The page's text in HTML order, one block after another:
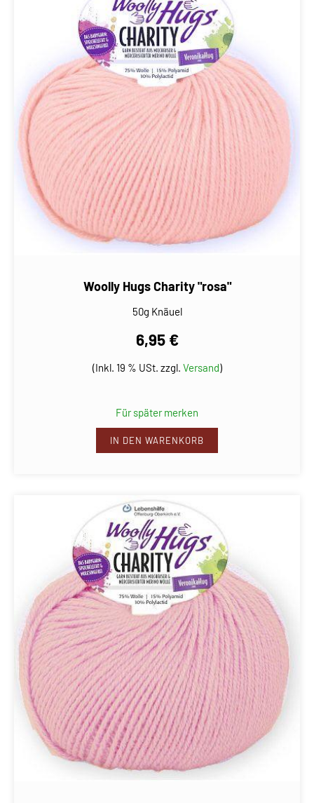
Woolly Hugs Charity "rosa"
50g Knäuel
6,95 €
(Inkl. 19 % USt. zzgl. Versand)
Für später merken
IN DEN WARENKORB